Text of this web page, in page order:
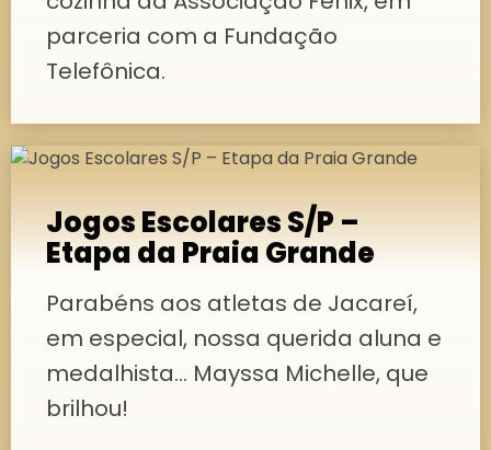
parceria com a Fundação
Telefônica.
Jogos Escolares S/P –
Etapa da Praia Grande
Parabéns aos atletas de Jacareí,
em especial, nossa querida aluna e
medalhista… Mayssa Michelle, que
brilhou!